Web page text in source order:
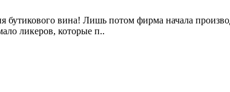
бутикового вина! Лишь потом фирма начала
ликеров, которые п..